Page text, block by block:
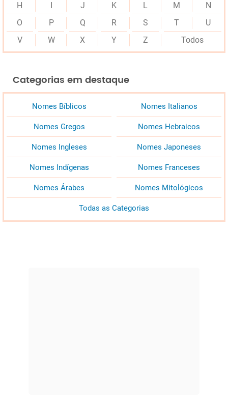
H
J K L M
N
O
P Q R S T
U
V
W X Y Z Todos
Categorias em destaque
Nomes Bíblicos Nomes Italianos
Nomes Gregos Nomes Hebraicos
Nomes Ingleses Nomes Japoneses
Nomes Indígenas Nomes Franceses
Nomes Árabes Nomes Mitológicos
Todas as Categorias